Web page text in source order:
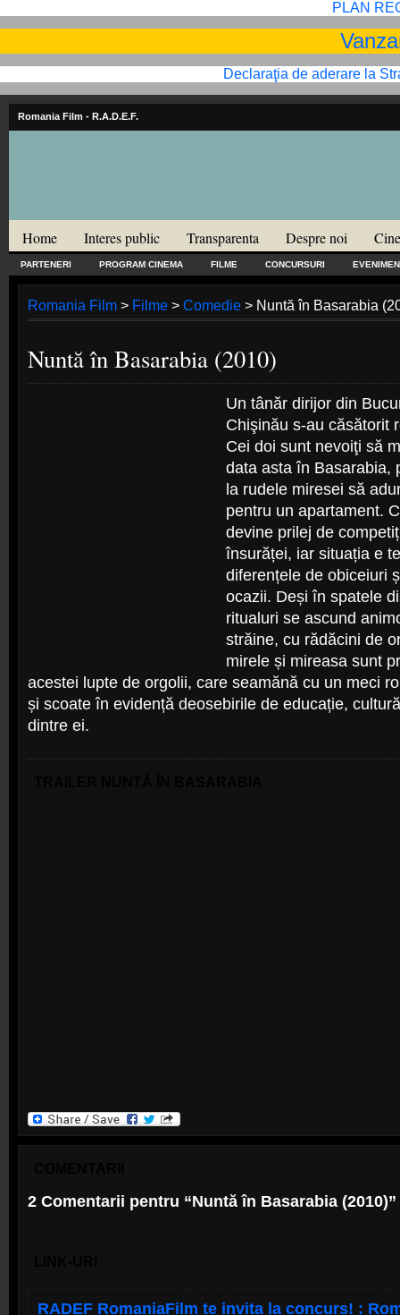
PLAN
Declaraţia de aderare la
Romania Film - R.A.D.E.F.
Home Interes public Transparenta Despre noi
PARTENERI PROGRAM CINEMA FILME CONCURSURI
Romania Film> Filme> Comedie> Nuntă în Basarabia
Nuntă în Basarabia (2010)
Un tânăr dirijor din
Chişinău s-au căsătorit
Cei doi sunt nevoiţi să
data asta în Basarabia,
la rudele miresei să
pentru un apartament.
devine prilej de
însurăței, iar situația e
diferențele de obiceiuri
ocazii. Deși în spatele
ritualuri se ascund
străine, cu rădăcini de
mirele și mireasa sunt
acestei lupte de orgolii, care seamănă cu un meci
și scoate în evidență deosebirile de educație,
dintre ei.
2 Comentarii pentru “Nuntă în Basarabia (2010)”
RADEF RomaniaFilm te invita la concurs! :